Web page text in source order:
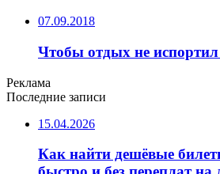
07.09.2018
Чтобы отдых не испортил
Реклама
Последние записи
15.04.2026
Как найти дешёвые